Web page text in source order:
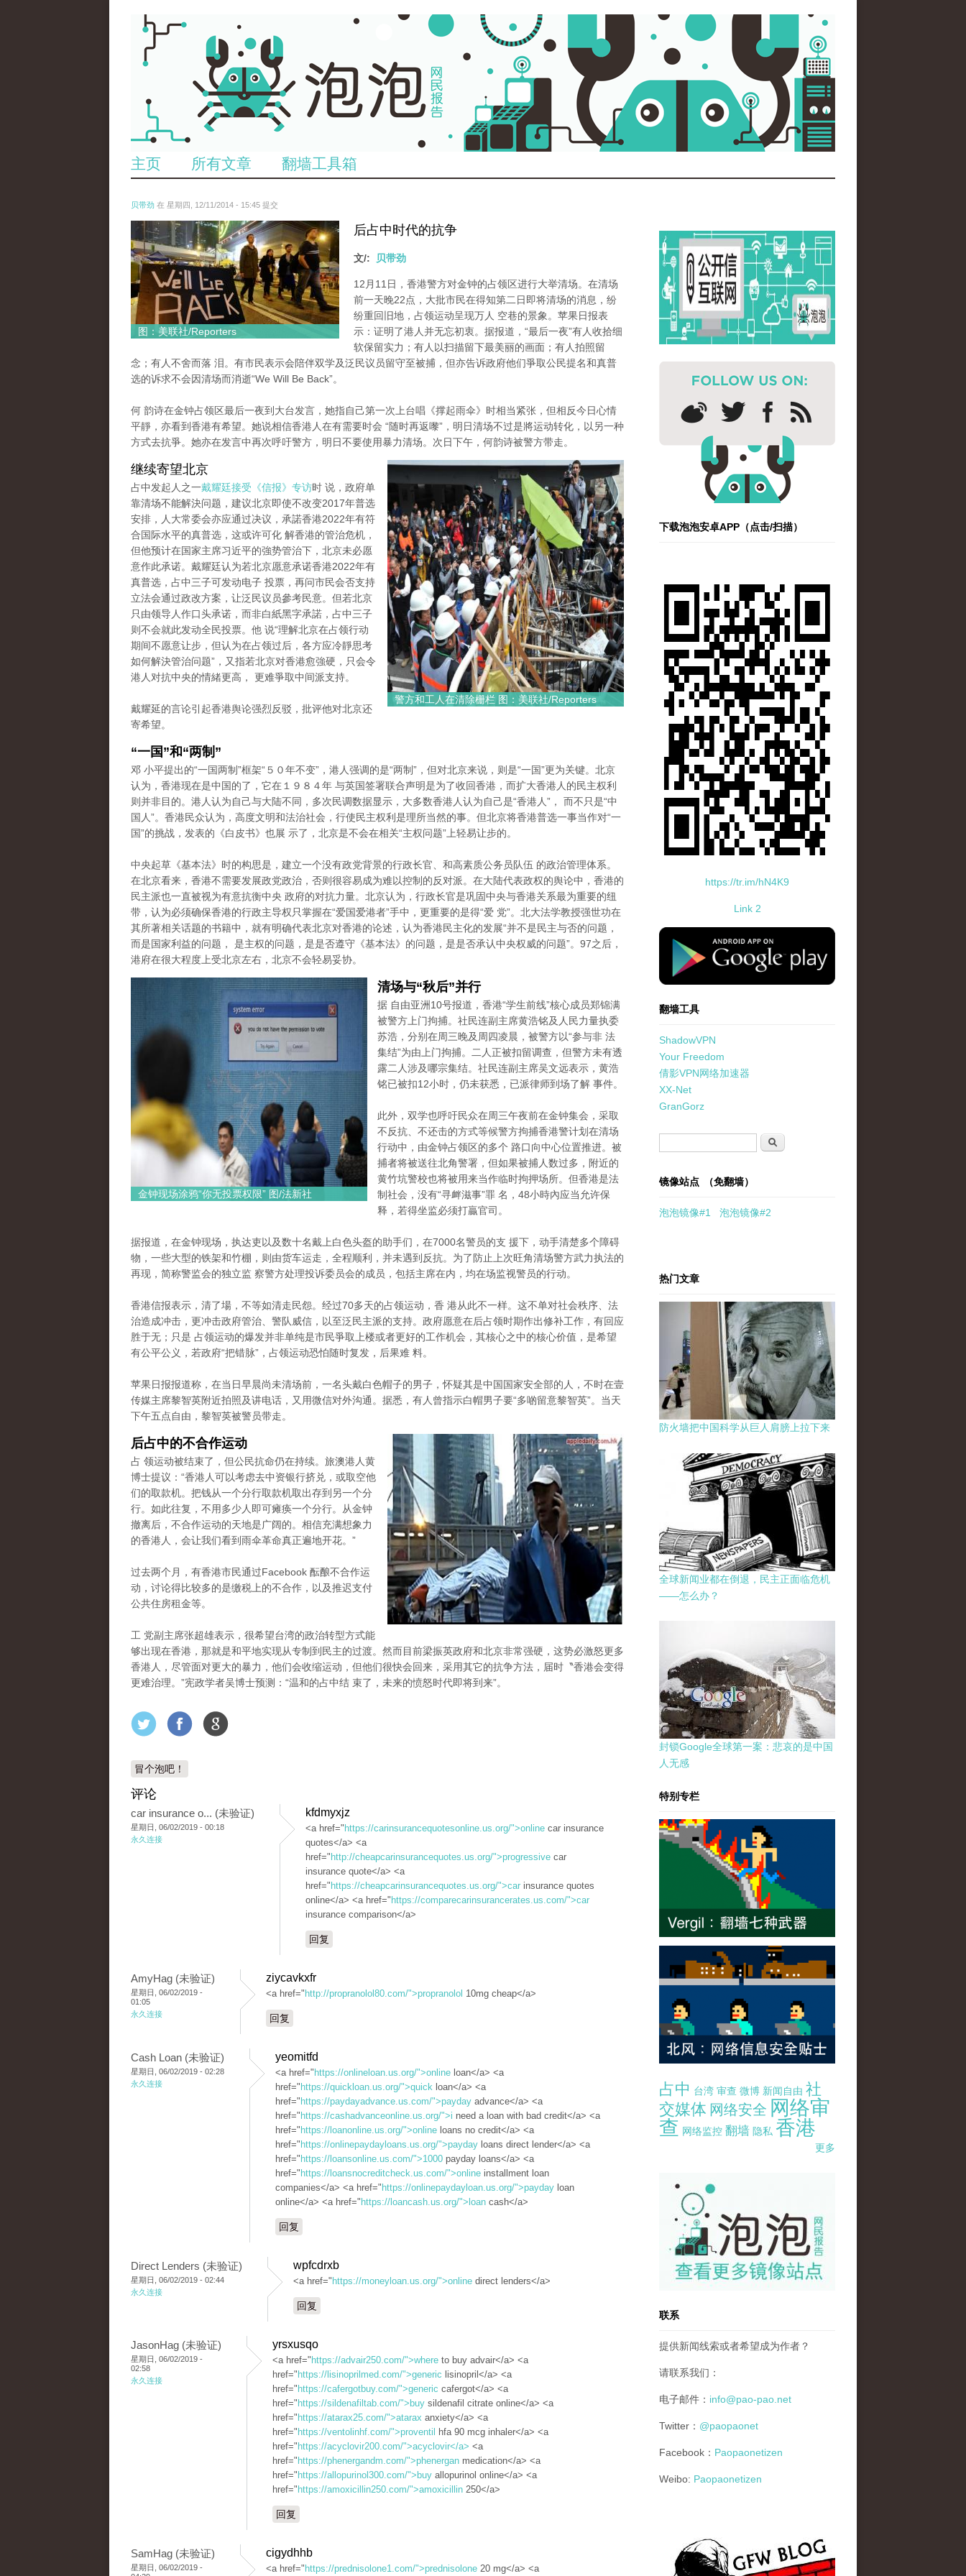
主页 所有文章 翻墙工具箱
贝带劲 在 星期四, 12/11/2014 - 15:45 提交
reporters_18475535.jpg
图：美联社/Reporters
后占中时代的抗争
文/: 贝带劲
12月11日，香港警方对金钟的占领区进行大举清场。在清场
前一天晚22点，大批市民在得知第二日即将清场的消息，纷
纷重回旧地，占领运动呈现万人 空巷的景象。苹果日报表
示：证明了港人并无忘初衷。据报道，“最后一夜”有人收拾细
软保留实力；有人以扫描留下最美丽的画面；有人拍照留
念；有人不舍而落 泪。有市民表示会陪伴双学及泛民议员留守至被捕，但亦告诉政府他们爭取公民提名和真普
选的诉求不会因清场而消逝“We Will Be Back”。
何 韵诗在金钟占领区最后一夜到大台发言，她指自己第一次上台唱《撑起雨伞》时相当紧张，但相反今日心情
平靜，亦看到香港有希望。她说相信香港人在有需要时会 “随时再返嚟”，明日清场不过是將运动转化，以另一种
方式去抗爭。她亦在发言中再次呼吁警方，明日不要使用暴力清场。次日下午，何韵诗被警方带走。
警方和工人在清除栅栏 图：美联社/Reporters
继续寄望北京
占中发起人之一戴耀廷接受《信报》专访时 说，政府单
靠清场不能解決问题，建议北京即使不改变2017年普选
安排，人大常委会亦应通过决议，承諾香港2022年有符
合国际水平的真普选，这或许可化 解香港的管治危机，
但他预计在国家主席习近平的強势管治下，北京未必愿
意作此承诺。戴耀廷认为若北京愿意承诺香港2022年有
真普选，占中三子可发动电子 投票，再问市民会否支持
立法会通过政改方案，让泛民议员參考民意。但若北京
只由领导人作口头承诺，而非白紙黑字承諾，占中三子
则不会就此发动全民投票。他 说“理解北京在占领行动
期间不愿意让步，但认为在占领过后，各方应冷靜思考
如何解決管治问题”，又指若北京对香港愈強硬，只会令
港人对抗中央的情緒更高， 更难爭取中间派支持。
戴耀延的言论引起香港舆论强烈反驳，批评他对北京还
寄希望。
“一国”和“两制”
邓 小平提出的“一国两制”框架“５０年不变”，港人强调的是“两制”，但对北京来说，则是“一国”更为关键。北京
认为，香港现在是中国的了，它在１９８４年 与英国签署联合声明是为了收回香港，而扩大香港人的民主权利
则并非目的。港人认为自己与大陆不同，多次民调数据显示，大多数香港人认为自己是“香港人”， 而不只是“中
国人”。香港民众认为，高度文明和法治社会，行使民主权利是理所当然的事。但北京将香港普选一事当作对“一
国”的挑战，发表的《白皮书》也展 示了，北京是不会在相关“主权问题”上轻易让步的。
中央起草《基本法》时的构思是，建立一个没有政党背景的行政长官、和高素质公务员队伍 的政治管理体系。
在北京看来，香港不需要发展政党政治，否则很容易成为难以控制的反对派。在大陆代表政权的舆论中，香港的
民主派也一直被视为有意抗衡中央 政府的对抗力量。北京认为，行政长官是巩固中央与香港关系最为重要的纽
带，认为必须确保香港的行政主导权只掌握在“爱国爱港者”手中，更重要的是得“爱 党”。北大法学教授强世功在
其所著相关话题的书籍中，就有明确代表北京对香港的论述，认为香港民主化的发展“并不是民主与否的问题，
而是国家利益的问题， 是主权的问题，是是否遵守《基本法》的问题，是是否承认中央权威的问题”。97之后，
港府在很大程度上受北京左右，北京不会轻易妥协。
金钟现场涂鸦“你无投票权限” 图/法新社
清场与“秋后”并行
据 自由亚洲10号报道，香港“学生前线”核心成员郑锦满
被警方上门拘捕。社民连副主席黄浩铭及人民力量执委
苏浩，分别在周三晚及周四凌晨，被警方以“参与非 法
集结”为由上门拘捕。二人正被扣留调查，但警方未有透
露二人涉及哪宗集结。社民连副主席吴文远表示，黄浩
铭已被扣12小时，仍未获悉，已派律师到场了解 事件。
此外，双学也呼吁民众在周三午夜前在金钟集会，采取
不反抗、不还击的方式等候警方拘捕香港警计划在清场
行动中，由金钟占领区的多个 路口向中心位置推进。被
捕者将被送往北角警署，但如果被捕人数过多，附近的
黄竹坑警校也将被用来当作临时拘押场所。但香港是法
制社会，没有“寻衅滋事”罪 名，48小時內应当允许保
释，若得坐监必须打贏官司。
据报道，在金钟现场，执达吏以及数十名戴上白色头盔的助手们，在7000名警员的支 援下，动手清楚多个障碍
物，一些大型的铁架和竹棚，则由货车运走，全程顺利，并未遇到反抗。为了防止上次旺角清场警方武力执法的
再现，简称警监会的独立监 察警方处理投诉委员会的成员，包括主席在内，均在场监视警员的行动。
香港信报表示，清了場，不等如清走民怨。经过70多天的占领运动，香 港从此不一样。这不单对社会秩序、法
治造成冲击，更冲击政府管治、警队威信，以至泛民主派的支持。政府愿意在后占领时期作出修补工作，有回应
胜于无；只是 占领运动的爆发并非单纯是市民爭取上楼或者更好的工作机会，其核心之中的核心价值，是希望
有公平公义，若政府“把错脉”，占领运动恐怕随时复发，后果难 料。
苹果日报报道称，在当日早晨尚未清场前，一名头戴白色帽子的男子，怀疑其是中国国家安全部的人，不时在壹
传媒主席黎智英附近拍照及讲电话，又用微信对外沟通。据悉，有人曾指示白帽男子要“多啲留意黎智英”。当天
下午五点自由，黎智英被警员带走。
后占中的不合作运动
占 领运动被结束了，但公民抗命仍在持续。旅澳港人黄
博士提议：“香港人可以考虑去中资银行挤兑，或取空他
们的取款机。把钱从一个分行取款机取出存到另一个分
行。如此往复，不用多少人即可瘫痪一个分行。从金钟
撤离后，不合作运动的天地是广阔的。相信充满想象力
的香港人，会让我们看到雨伞革命真正遍地开花。”
过去两个月，有香港市民通过Facebook 酝酿不合作运
动，讨论得比较多的是缴税上的不合作 ，以及推迟支付
公共住房租金等。
工 党副主席张超雄表示，很希望台湾的政治转型方式能
够出现在香港，那就是和平地实现从专制到民主的过渡。然而目前梁振英政府和北京非常强硬，这势必激怒更多
香港人，尽管面对更大的暴力，他们会收缩运动，但他们很快会回来，采用其它的抗争方法，届时〝香港会变得
更难治理。”宪政学者吴博士预测：“温和的占中结 束了，未来的愤怒时代即将到来”。
冒个泡吧！
评论
car insurance o... (未验证)
星期日, 06/02/2019 - 00:18
永久连接
kfdmyxjz
<a href=" https://carinsurancequotesonline.us.org/">online car insurance
quotes</a> <a
href=" http://cheapcarinsurancequotes.us.org/">progressive car
insurance quote</a> <a
href=" https://cheapcarinsurancequotes.us.org/">car insurance quotes
online</a> <a href=" https://comparecarinsurancerates.us.com/">car
insurance comparison</a>
回复
AmyHag (未验证)
星期日, 06/02/2019 -
01:05
永久连接
ziycavkxfr
<a href=" http://propranolol80.com/">propranolol 10mg cheap</a>
回复
Cash Loan (未验证)
星期日, 06/02/2019 - 02:28
永久连接
yeomitfd
<a href=" https://onlineloan.us.org/">online loan</a> <a
href=" https://quickloan.us.org/">quick loan</a> <a
href=" https://paydayadvance.us.com/">payday advance</a> <a
href=" https://cashadvanceonline.us.org/">i need a loan with bad credit</a> <a
href=" https://loanonline.us.org/">online loans no credit</a> <a
href=" https://onlinepaydayloans.us.org/">payday loans direct lender</a> <a
href=" https://loansonline.us.com/">1000 payday loans</a> <a
href=" https://loansnocreditcheck.us.com/">online installment loan
companies</a> <a href=" https://onlinepaydayloan.us.org/">payday loan
online</a> <a href=" https://loancash.us.org/">loan cash</a>
回复
Direct Lenders (未验证)
星期日, 06/02/2019 - 02:44
永久连接
wpfcdrxb
<a href=" https://moneyloan.us.org/">online direct lenders</a>
回复
JasonHag (未验证)
星期日, 06/02/2019 -
02:58
永久连接
yrsxusqo
<a href=" https://advair250.com/">where to buy advair</a> <a
href=" https://lisinoprilmed.com/">generic lisinopril</a> <a
href=" https://cafergotbuy.com/">generic cafergot</a> <a
href=" https://sildenafiltab.com/">buy sildenafil citrate online</a> <a
href=" https://atarax25.com/">atarax anxiety</a> <a
href=" https://ventolinhf.com/">proventil
hfa 90 mcg inhaler</a> <a
href=" https://acyclovir200.com/">acyclovir</a> <a
href=" https://phenergandm.com/">phenergan medication</a> <a
href=" https://allopurinol300.com/">buy allopurinol online</a> <a
href=" https://amoxicillin250.com/">amoxicillin 250</a>
回复
SamHag (未验证)
星期日, 06/02/2019 -
cigydhhb
<a href=" https://prednisolone1.com/">prednisolone 20 mg</a> <a
下载泡泡安卓APP（点击/扫描）
https://tr.im/hN4K9
Link 2
standard-icon-googleplay-app-store.png
翻墙工具
ShadowVPN
Your Freedom
倩影VPN网络加速器
XX-Net
GranGorz
搜索
镜像站点 （免翻墙）
泡泡镜像#1 泡泡镜像#2
热门文章
防火墙把中国科学从巨人肩膀上拉下来
全球新闻业都在倒退，民主正面临危机
——怎么办？
封锁Google全球第一案：悲哀的是中国
人无感
特别专栏
占中 台湾 审查 微博 新闻自由 社
交媒体 网络安全 网络审
查 网络监控 翻墙 隐私 香港
更多
pao-pao-banner-mirror-site-120814.jpg
联系
提供新闻线索或者希望成为作者？
请联系我们：
电子邮件： info@pao-pao.net
Twitter： @paopaonet
Facebook： Paopaonetizen
Weibo: Paopaonetizen
gfw_blog_small.jpg